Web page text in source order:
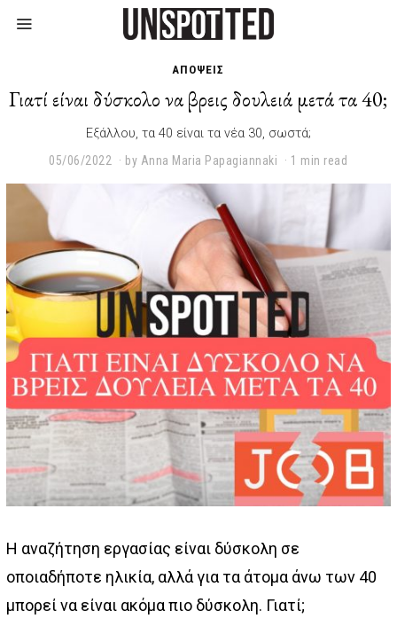
ΑΠΟΨΕΙΣ
Γιατί είναι δύσκολο να βρεις δουλειά μετά τα 40;
Εξάλλου, τα 40 είναι τα νέα 30, σωστά;
05/06/2022
2
0
2
by Anna Maria Papagiannaki 1 min read
Η αναζήτηση εργασίας είναι δύσκολη σε
οποιαδήποτε ηλικία, αλλά για τα άτομα άνω των 40
μπορεί να είναι ακόμα πιο δύσκολη. Γιατί;